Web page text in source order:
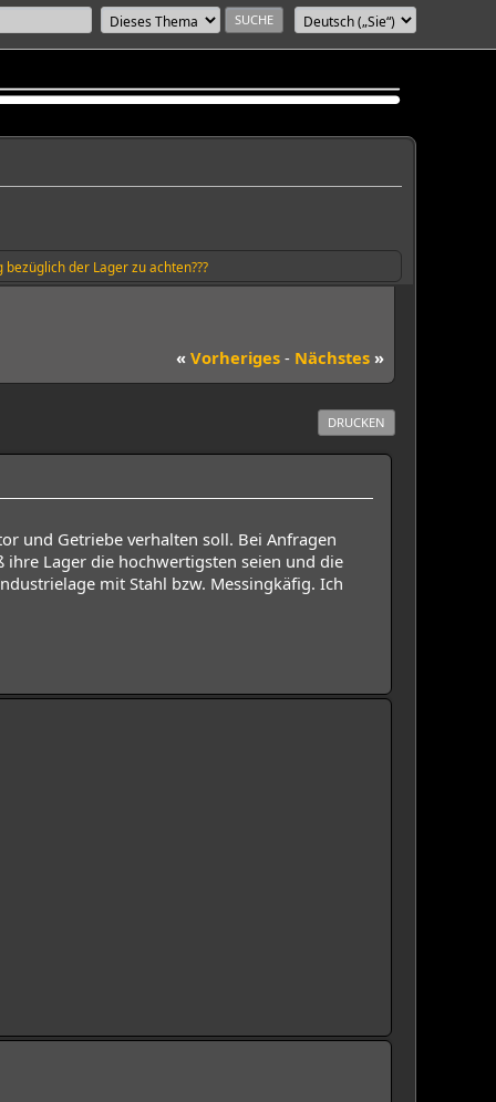
der Lager zu achten???
« Vorheriges - Nächstes »
DRUCKEN
und Getriebe verhalten soll. Bei Anfragen
Lager die hochwertigsten seien und die
mit Stahl bzw. Messingkäfig. Ich